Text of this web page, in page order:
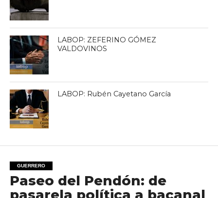
LABOP: ZEFERINO GÓMEZ
VALDOVINOS
LABOP: Rubén Cayetano García
GUERRERO
Paseo del Pendón: de